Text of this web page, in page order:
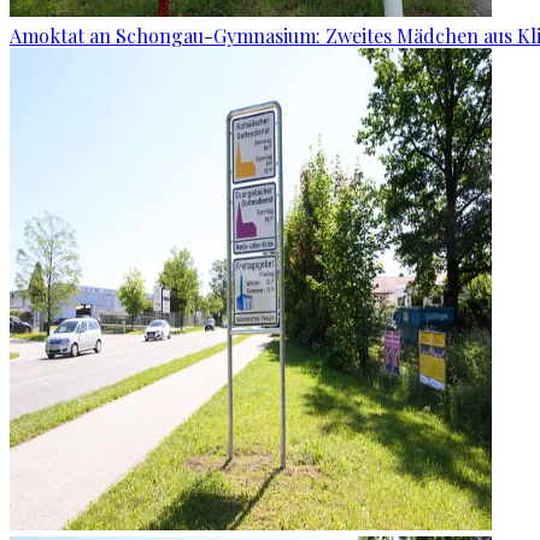
Amoktat an Schongau-Gymnasium: Zweites Mädchen aus